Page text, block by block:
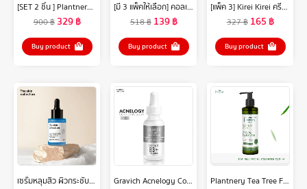
[SET 2 ชิ้น ] Plantnery Vit C Orange & Lemon Bright Complex Intense Serum 30 ml
900฿ 329฿
Buy product
[มี 3 แพ็คให้เลือก] คอลเกต เซนซิทีฟโปรรีลีฟ ไวท์เทนนิ่ง 110 กรัม Colgate Sensitive Pro Relief Whitening 110g
518฿ 139฿
Buy product
[แพ็ค 3] Kirei Kirei ครีมอาบน้ำ คิเรอิ คิเรอิ Antibacterial Body Wash สูตร Clean & Protect ถุงเติม Refill 400 มล.
327฿ 165 ฿
Buy product
เซรั่มหลุมสิว ผิวกระชับ รูขุมขนเล็กลง The Skin Collection Serum Copper Tripeptide 3% ขนาด 30 ml Gravich Acnelogy Corrective Serum 30 ml Plantnery Tea Tree Facial Cleanser 250 ml